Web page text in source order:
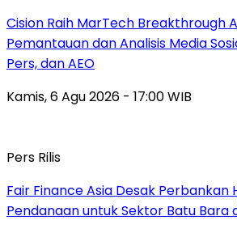
Cision Raih MarTech Breakthrough
Pemantauan dan Analisis Media
Pers, dan AEO
Kamis, 6 Agu 2026 - 17:00 WIB
Pers Rilis
Fair Finance Asia Desak Perbankan
Pendanaan untuk Sektor Batu Bara